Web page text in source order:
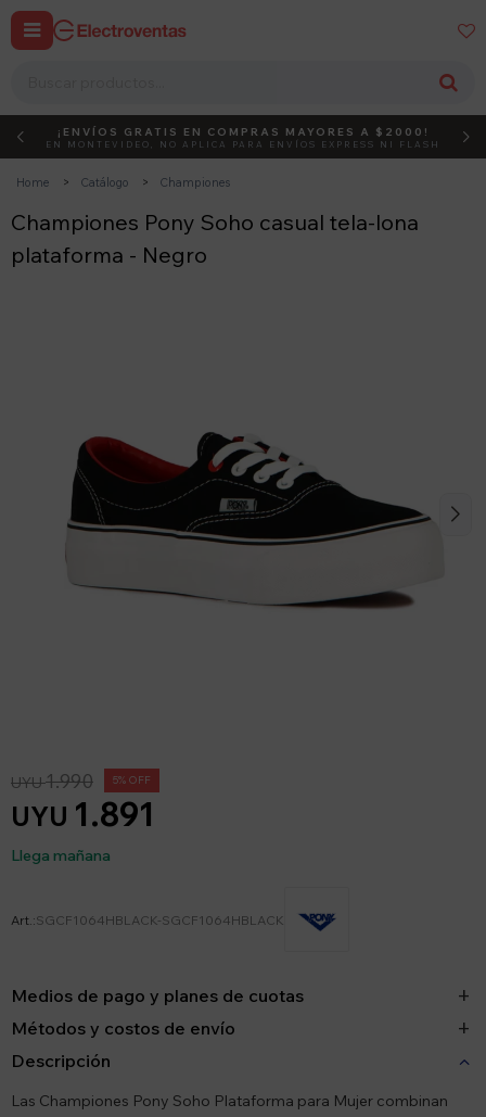
 
DEBUT ACTIVÁ EL CÓDIGO
¡ENVÍOS GRATIS EN COMPRAS MAYORES A $2000!
EN MONTEVIDEO, NO APLICA PARA ENVÍOS EXPRESS NI FLASH
Home Catálogo Championes
Championes Pony Soho casual tela-lona
plataforma - Negro
UYU 1.891
UYU1.990 5
Llega mañana
SGCF1064HBLACK-SGCF1064HBLACK
Medios de pago y planes de cuotas
Métodos y costos de envío
Descripción
Las Championes Pony Soho Plataforma para Mujer combinan